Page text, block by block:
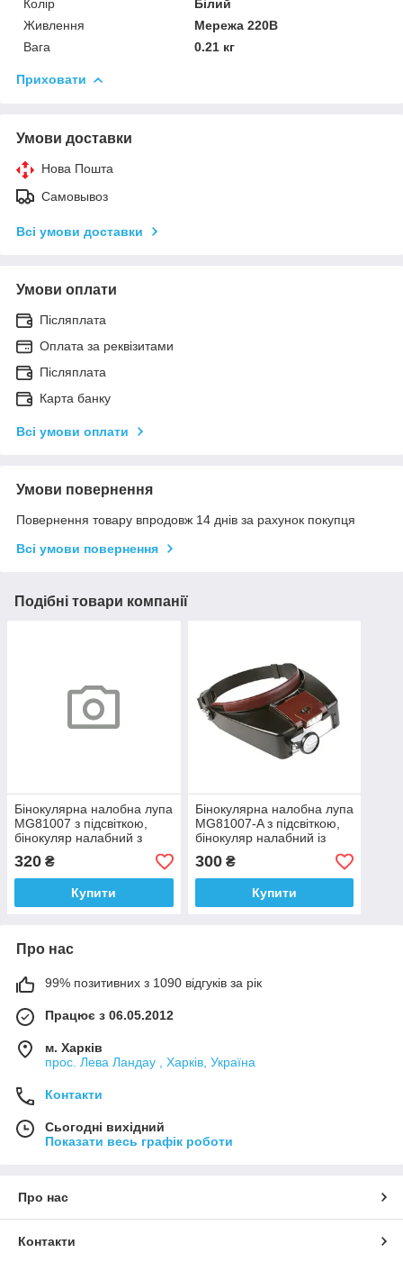
Колір
Білий
Живлення
Мережа 220В
Вага
0.21 кг
Приховати
Умови доставки
Нова Пошта
Самовывоз
Всі умови доставки
Умови оплати
Післяплата
Оплата за реквізитами
Післяплата
Карта банку
Всі умови оплати
Умови повернення
Повернення товару впродовж 14 днів за рахунок покупця
Всі умови повернення
Подібні товари компанії
Бінокулярна налобна лупа
MG81007 з підсвіткою,
бінокуляр налабний з
підсвіткою, бінокуляри 8
кратного збільшення
320 ₴
Купити
Бінокулярна налобна лупа
MG81007-A з підсвіткою,
бінокуляр налабний із
підсвіткою, бінокуляри 10
кратного утримання
300₴
Купити
Про нас
99% позитивних з 1090 відгуків за рік
Працює з 06.05.2012
м. Харків
прос. Лева Ландау , Харків, Україна
Контакти
Сьогодні вихідний
Показати весь графік роботи
Про нас
Контакти